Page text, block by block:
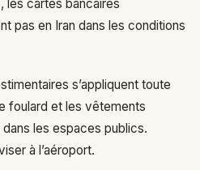
les cartes bancaires
pas en Iran dans les conditions
s’appliquent toute
foulard et les vêtements
les espaces publics.
à l’aéroport.